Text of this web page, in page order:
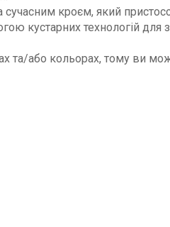
кроєм, який
кустарних технологій
та/або кольорах, тому ви